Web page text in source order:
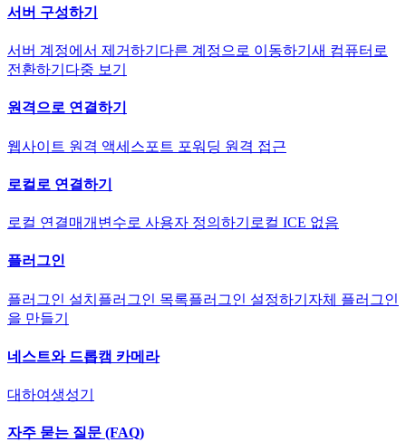
서버 구성하기
서버 계정에서 제거하기 다른 계정으로 이동하기 새 컴퓨터로
전환하기 다중 보기
원격으로 연결하기
웹사이트 원격 액세스포트 포워딩 원격 접근
로컬로 연결하기
로컬 연결매개변수로 사용자 정의하기 로컬 ICE 없음
플러그인
플러그인 설치 플러그인 목록플러그인 설정하기 자체 플러그인
을 만들기
네스트와 드롭캠 카메라
대하여생성기
자주 묻는 질문 (FAQ)